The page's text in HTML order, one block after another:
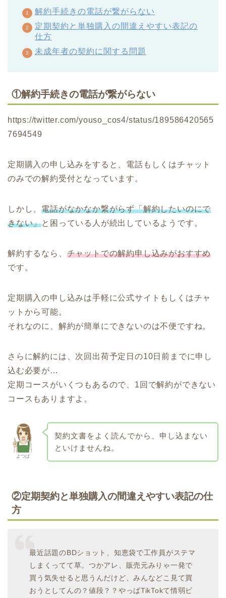
解約手続きの電話が繋がらない
定期契約と単独購入の間違えやすい表記の
仕方
未成年者の契約に関する問題
①解約手続きの電話が繋がらない
https://twitter.com/youso_cos4/status/189586420565
7694549
定期購入の申し込みをすると、電話もしくはチャット
のみでの解約受付となっています。
しかし、電話がなかなか繋がらず「解約したいのにで
きない」と困っている人が続出しているようです。
解約するなら、 チャットでの解約申し込みがおすすめ
です。
定期購入の申し込みは手軽に公式サイトもしくはチャ
ットから可能。
それなのに、解約が簡単にできないのは不便ですね。
さらに解約には、次回出荷予定日の10日前までに申し
込む必要が…
定期コースがいくつもあるので、1回で解約ができない
コースもありますよ。
よつば
契約文書をよく読んでから、申し込まない
といけませんね。
②定期契約と単独購入の間違えやすい表記の仕
方
最近話題のBDショット、知恵袋で工作員がステマ
しまくってて草。つかアレ、販売元みりゃ一発で
買う気失せると思うんだけど、みんなどこ見て買
おうとしてんの？値段？？やっぱTikTokて情弱ビ